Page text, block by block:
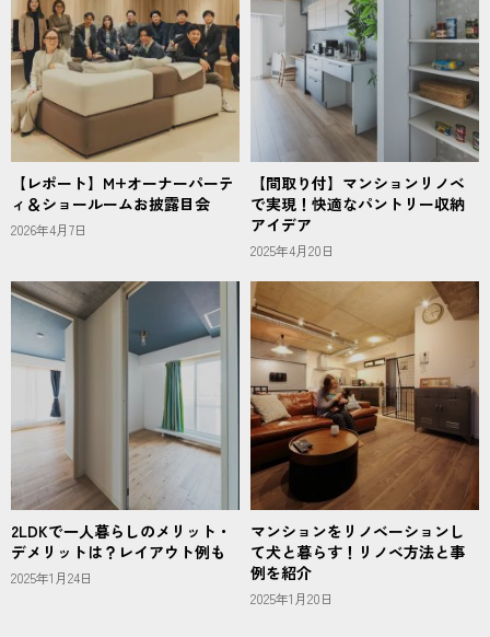
【レポート】M+オーナーパーテ
ィ＆ショールームお披露目会
2026年4月7日
【間取り付】マンションリノベ
で実現！快適なパントリー収納
アイデア
2025年4月20日
2LDKで一人暮らしのメリット・
デメリットは？レイアウト例も
2025年1月24日
マンションをリノベーションし
て犬と暮らす！リノベ方法と事
例を紹介
2025年1月20日